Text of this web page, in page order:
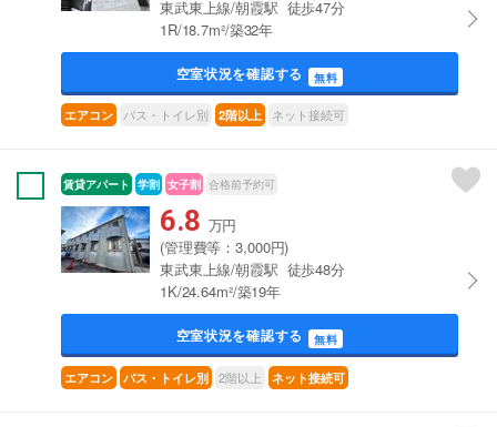
東武東上線/朝霞駅 徒歩47分
1R/18.7m²/築32年
空室状況を確認する 無料
エアコン バス・トイレ別 2階以上 ネット接続可
賃貸アパート 学割 女子割 合格前予約可
6.8 万円
(管理費等：3,000円)
東武東上線/朝霞駅 徒歩48分
1K/24.64m²/築19年
空室状況を確認する 無料
エアコン バス・トイレ別 2階以上 ネット接続可